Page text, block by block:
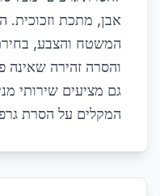
אבן, מתכת וזכוכית.
המשטח והצבע,
והסרה זהירה שאינה
גם מציעים שירותי
המקלים על הסרת